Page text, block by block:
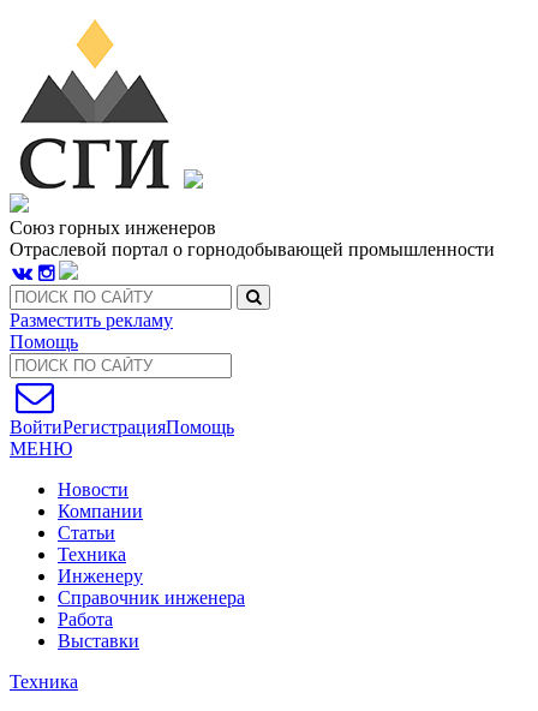
Союз горных инженеров
Отраслевой портал о горнодобывающей промышленности
Разместить рекламу
Помощь
ВойтиРегистрацияПомощь
МЕНЮ
Новости
Компании
Статьи
Техника
Инженеру
Справочник инженера
Работа
Выставки
Техника